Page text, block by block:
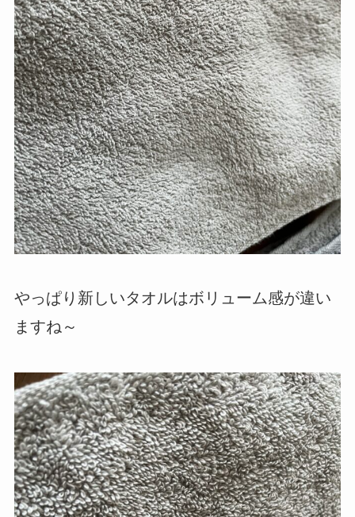
やっぱり新しいタオルはボリューム感が違い
ますね～